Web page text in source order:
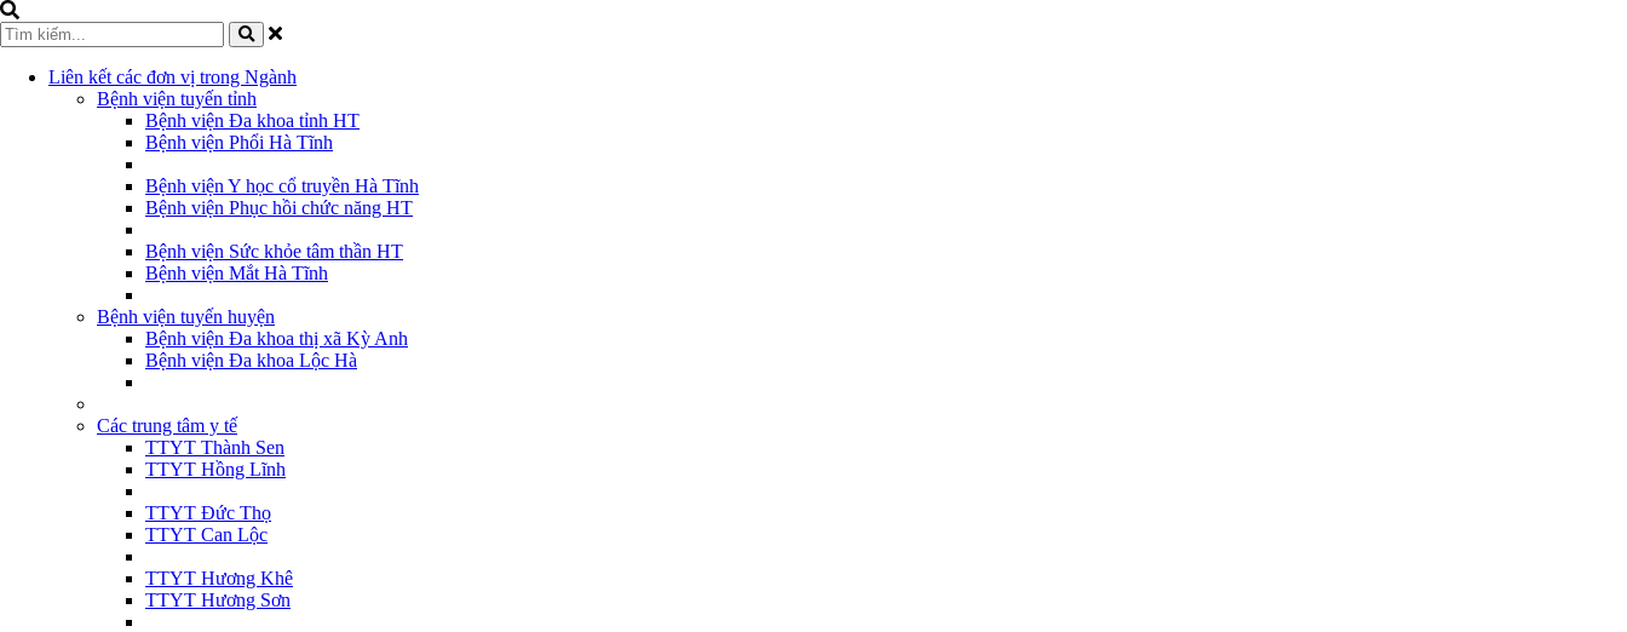
Liên kết các đơn vị trong Ngành
Bệnh viện tuyến tỉnh
Bệnh viện Đa khoa tỉnh HT
Bệnh viện Phổi Hà Tĩnh
Bệnh viện Y học cổ truyền Hà Tĩnh
Bệnh viện Phục hồi chức năng HT
Bệnh viện Sức khỏe tâm thần HT
Bệnh viện Mắt Hà Tĩnh
Bệnh viện tuyến huyện
Bệnh viện Đa khoa thị xã Kỳ Anh
Bệnh viện Đa khoa Lộc Hà
Các trung tâm y tế
TTYT Thành Sen
TTYT Hồng Lĩnh
TTYT Đức Thọ
TTYT Can Lộc
TTYT Hương Khê
TTYT Hương Sơn